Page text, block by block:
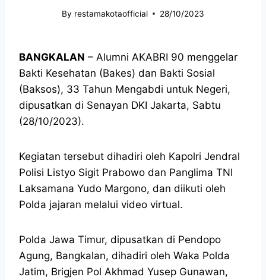
By restamakotaofficial 28/10/2023
BANGKALAN – Alumni AKABRI 90 menggelar
Bakti Kesehatan (Bakes) dan Bakti Sosial
(Baksos), 33 Tahun Mengabdi untuk Negeri,
dipusatkan di Senayan DKI Jakarta, Sabtu
(28/10/2023).
Kegiatan tersebut dihadiri oleh Kapolri Jendral
Polisi Listyo Sigit Prabowo dan Panglima TNI
Laksamana Yudo Margono, dan diikuti oleh
Polda jajaran melalui video virtual.
Polda Jawa Timur, dipusatkan di Pendopo
Agung, Bangkalan, dihadiri oleh Waka Polda
Jatim, Brigjen Pol Akhmad Yusep Gunawan,